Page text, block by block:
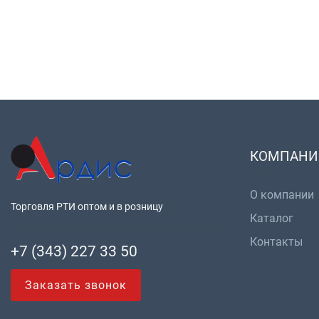
Торговля РТИ оптом и в розницу
+7 (343) 227 33 50
Заказать звонок
О компании
Каталог
Контакты